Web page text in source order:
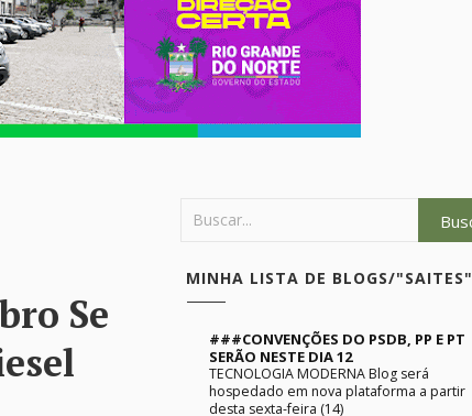
Se
MINHA LISTA DE BLOGS/"SAITES"
###CONVENÇÕES DO PSDB, PP E PT
SERÃO NESTE DIA 12
TECNOLOGIA MODERNA Blog será
hospedado em nova plataforma a partir
desta sexta-feira (14)